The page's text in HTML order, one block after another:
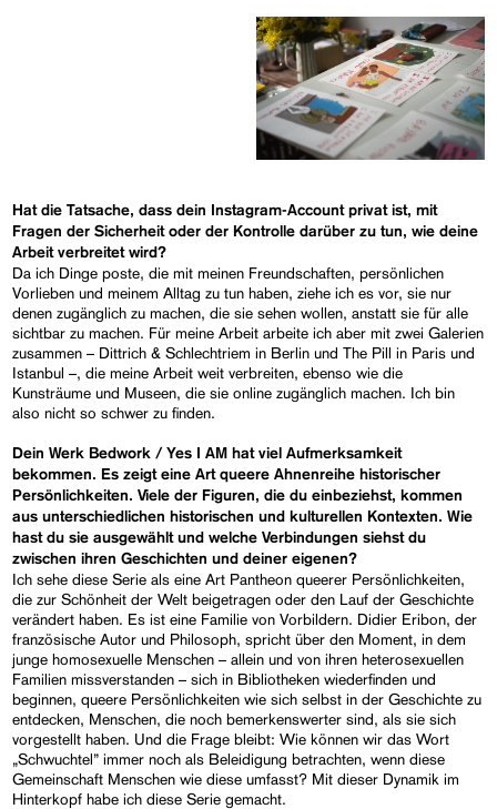
Hat die Tatsache, dass dein Instagram-Account privat ist, mit
Fragen der Sicherheit oder der Kontrolle darüber zu tun, wie deine
Arbeit verbreitet wird?
Da ich Dinge poste, die mit meinen Freundschaften, persönlichen
Vorlieben und meinem Alltag zu tun haben, ziehe ich es vor, sie nur
denen zugänglich zu machen, die sie sehen wollen, anstatt sie für alle
sichtbar zu machen. Für meine Arbeit arbeite ich aber mit zwei Galerien
zusammen – Dittrich & Schlechtriem in Berlin und The Pill in Paris und
Istanbul –, die meine Arbeit weit verbreiten, ebenso wie die
Kunsträume und Museen, die sie online zugänglich machen. Ich bin
also nicht so schwer zu finden.
Dein Werk Bedwork / Yes I AM hat viel Aufmerksamkeit
bekommen. Es zeigt eine Art queere Ahnenreihe historischer
Persönlichkeiten. Viele der Figuren, die du einbeziehst, kommen
aus unterschiedlichen historischen und kulturellen Kontexten. Wie
hast du sie ausgewählt und welche Verbindungen siehst du
zwischen ihren Geschichten und deiner eigenen?
Ich sehe diese Serie als eine Art Pantheon queerer Persönlichkeiten,
die zur Schönheit der Welt beigetragen oder den Lauf der Geschichte
verändert haben. Es ist eine Familie von Vorbildern. Didier Eribon, der
französische Autor und Philosoph, spricht über den Moment, in dem
junge homosexuelle Menschen – allein und von ihren heterosexuellen
Familien missverstanden – sich in Bibliotheken wiederfinden und
beginnen, queere Persönlichkeiten wie sich selbst in der Geschichte zu
entdecken, Menschen, die noch bemerkenswerter sind, als sie sich
vorgestellt haben. Und die Frage bleibt: Wie können wir das Wort
„Schwuchtel” immer noch als Beleidigung betrachten, wenn diese
Gemeinschaft Menschen wie diese umfasst? Mit dieser Dynamik im
Hinterkopf habe ich diese Serie gemacht.